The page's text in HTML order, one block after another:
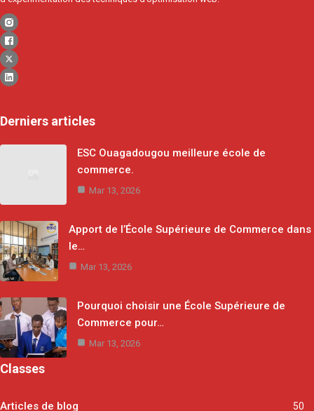
Derniers articles
ESC Ouagadougou meilleure école de
commerce.
Mar 13, 2026
Apport de l’École Supérieure de Commerce dans
le…
Mar 13, 2026
Pourquoi choisir une École Supérieure de
Commerce pour…
Mar 13, 2026
Classes
Articles de blog 50